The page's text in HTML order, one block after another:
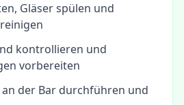
Gläser spülen und
kontrollieren und
vorbereiten
der Bar durchführen und